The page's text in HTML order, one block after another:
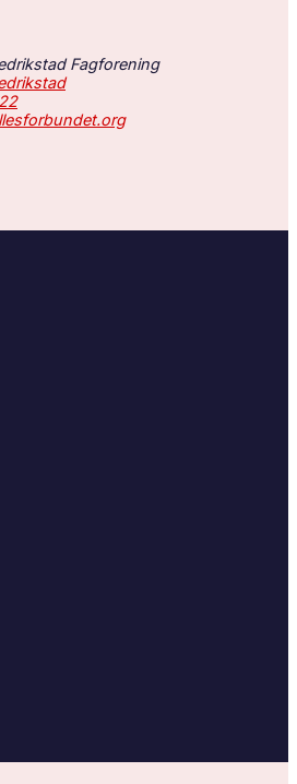
Fagforening